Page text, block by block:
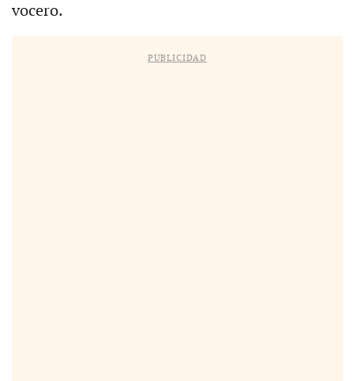
vocero.
PUBLICIDAD